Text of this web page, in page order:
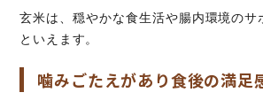
玄米は、穏やかな食生活や腸内環境のサ
といえます。
噛みごたえがあり食後の満足